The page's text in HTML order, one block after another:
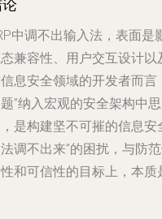
中调不出输入法，表面
兼容性、用户交互设计
息安全领域的开发者而
”纳入宏观的安全架构中
是构建坚不可摧的信息
调不出来”的困扰，与防
和可信性的目标上，本质